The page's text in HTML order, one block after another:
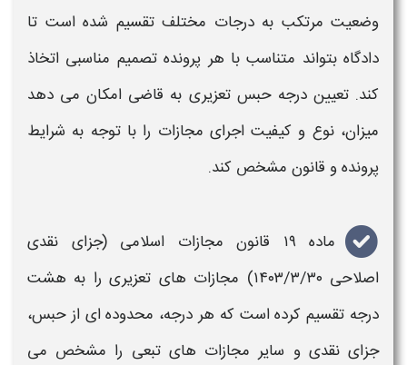
وضعیت مرتکب به درجات مختلف تقسیم شده است تا
دادگاه بتواند متناسب با هر پرونده تصمیم مناسبی اتخاذ
کند. تعیین درجهحبس تعزیری به قاضی امکان می دهد
میزان، نوع و کیفیت اجرای مجازات را با توجه به شرایط
پرونده و قانون مشخص کند.
ماده ۱۹ قانون مجازات اسلامی (جزای نقدی
اصلاحی ۱۴۰۳/۳/۳۰) مجازات های
تعزیری را به هشت
درجه تقسیم کرده است که هر درجه، محدوده ای از حبس،
جزای نقدی و سایر مجازات های تبعی را مشخص می